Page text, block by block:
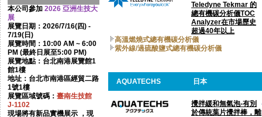
本公司參加 2026 亞洲生技大
展
展覽日期：2026/7/16(四) -
7/19(日)
展覽時間：10:00 AM ~ 6:00
PM (最終日展至5:00 PM)
展覽地點：台北南港展覽館1
館1樓
地址：台北市南港區經貿二路
1號1樓
展覽區域號碼： 臺南生技館
J-1102
現場將有新品實機展示 ，現
Teledyne Tekmar 的
總有機碳分析儀TOC
Analyzer在市場歷史
超過40年以上
高溫燃燒式總有機碳分析儀
紫外線/過硫酸鹽式總有機碳分析儀
AQUATECHS 日本
攪拌緩和無氣泡-有別
於傳統葉片攪拌棒，離